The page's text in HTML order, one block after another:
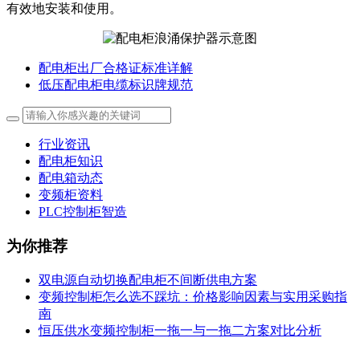
有效地安装和使用。
配电柜出厂合格证标准详解
低压配电柜电缆标识牌规范
行业资讯
配电柜知识
配电箱动态
变频柜资料
PLC控制柜智造
为你推荐
双电源自动切换配电柜不间断供电方案
变频控制柜怎么选不踩坑：价格影响因素与实用采购指
南
恒压供水变频控制柜一拖一与一拖二方案对比分析